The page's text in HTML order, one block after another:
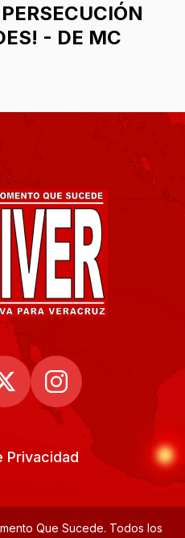
- DE MC
Privacidad
Que Sucede. Todos los